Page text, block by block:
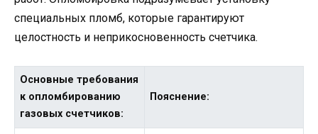
специальных пломб, которые гарантируют
целостность и неприкосновенность счетчика.
Основные требования
к опломбированию
газовых счетчиков:
Пояснение: